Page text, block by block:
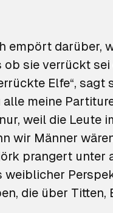
empört darüber,
ob sie verrückt
Elfe“, sagt
meine
weil die Leute
wir Männer
prangert unter
weiblicher
die über Titten,